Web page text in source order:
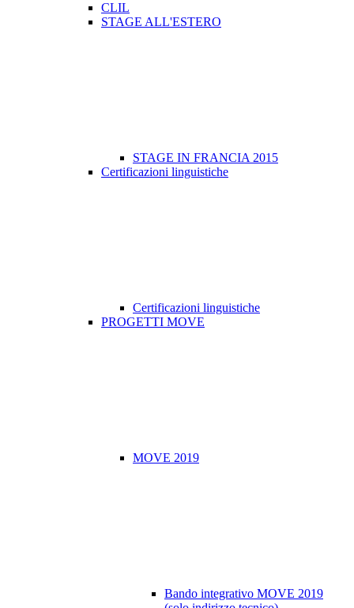
CLIL
STAGE ALL'ESTERO
STAGE IN FRANCIA 2015
Certificazioni linguistiche
Certificazioni linguistiche
PROGETTI MOVE
MOVE 2019
Bando integrativo MOVE 2019